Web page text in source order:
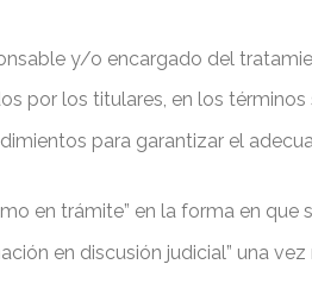
y/o encargado del
por los titulares, en los
para garantizar el
en trámite” en la forma en que
en discusión judicial” una